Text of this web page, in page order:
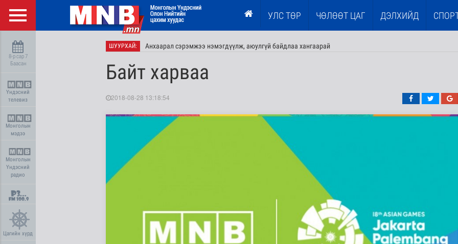
УЛС ТӨР ЧӨЛӨӨТ ЦАГ ДЭЛХИЙД
8-р сар 7
Баасан
Үндэсний
телевиз
Монголын
мэдээ
Монголын
Үндэсний
радио
Цагийн хүрд
ШУУРХАЙ: Анхаарал сэрэмжээ нэмэгдүүлж, аюулгүй байдлаа хангаарай
Байт харваа
2018-08-28 13:18:54